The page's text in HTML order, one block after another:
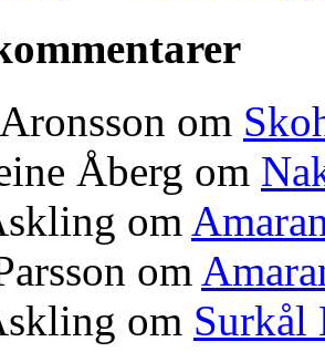
om
Åberg om
om
om
om Surkål